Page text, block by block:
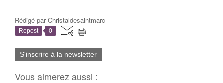
Rédigé parChristaldesaintmarc
Repost 0
S'inscrire à la newsletter
Vous aimerez aussi :